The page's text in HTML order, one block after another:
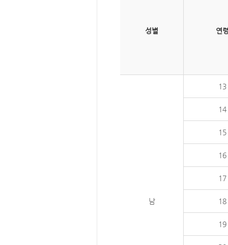
성별 연
남
13
14
15
16
17
18
19